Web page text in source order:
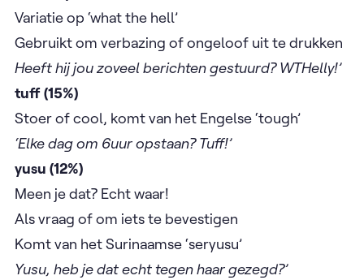
​Variatie op ‘what the hell’
​​Gebruikt om verbazing of ongeloof uit te drukken
Heeft hij jou zoveel berichten gestuurd? WTHelly!’
tuff (15%)
​Stoer of cool, komt van het Engelse ‘tough’
‘Elke dag om 6uur opstaan? Tuff!’
yusu (12%)
​Meen je dat? Echt waar!
​Als vraag of om iets te bevestigen
​Komt van het Surinaamse ‘seryusu’
Yusu, heb je dat echt tegen haar gezegd?’